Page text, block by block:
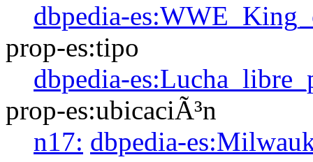
dbpedia-
prop-es:tipo
dbpedia-
prop-es:ubicaciÃ³n
n17: dbpedia-